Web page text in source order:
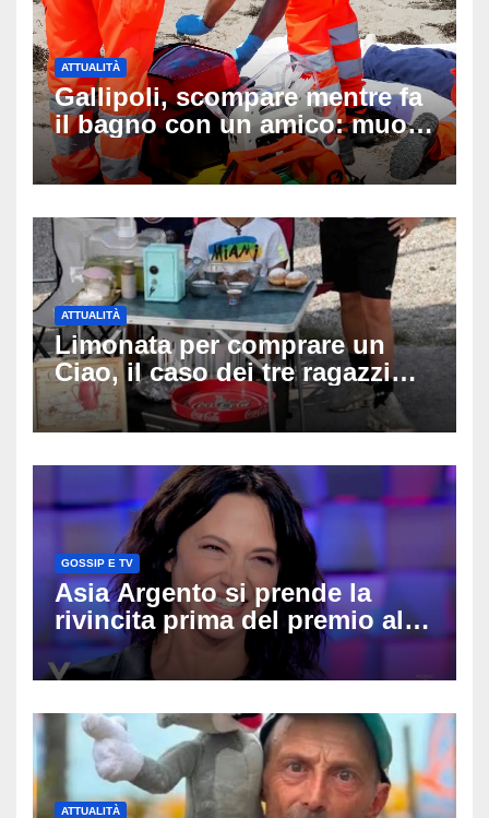
ATTUALITÀ
Gallipoli, scompare mentre fa
il bagno con un amico: muore
a 19 anni dopo 45 minuti di
disperati tentativi di
ATTUALITÀ
Limonata per comprare un
Ciao, il caso dei tre ragazzi
divide l’Italia: Fedriga li invita
in Regione, Vannacci li
GOSSIP E TV
Asia Argento si prende la
rivincita prima del premio alla
carriera: «Mi chiamano
raccomandata e cagna»
ATTUALITÀ